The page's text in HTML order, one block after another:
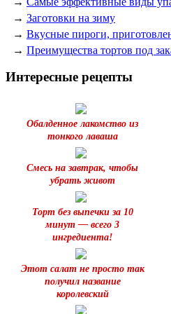
→ Заготовки на зиму
→ Вкусные пироги,
→ Преимущества тортов под
Интересные рецепты
Обалденное лакомство из
тонкого лаваша
Смесь на завтрак, чтобы
убрать живот
Торт без выпечки за 10
минут — всего 3
ингредиента!
Этот салат не просто так
получил название
королевский